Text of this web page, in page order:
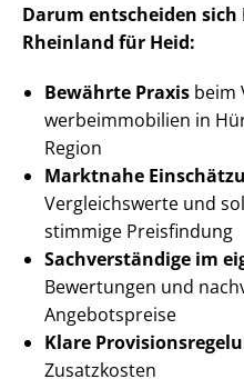
Darum entscheiden
Rheinland für Heid:
Bewährte Praxis beim
wer­be­im­mo­bi­li­en in
Region
Marktnahe
Vergleichswerte und
stimmige Preisfindung
Sachverständige im
Bewertungen und
Angebotspreise
Klare
Zusatzkosten